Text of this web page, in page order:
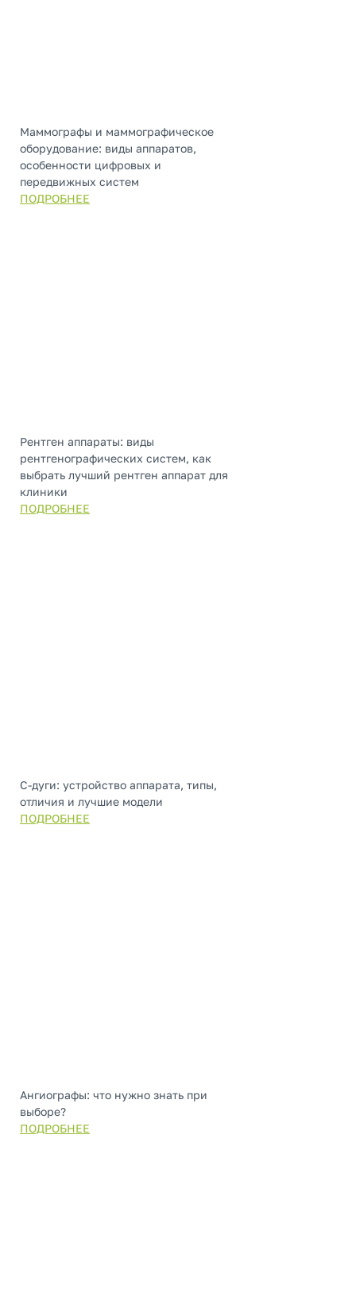
Маммографы и маммографическое
оборудование: виды аппаратов,
особенности цифровых и
передвижных систем
ПОДРОБНЕЕ
Рентген аппараты: виды
рентгенографических систем, как
выбрать лучший рентген аппарат для
клиники
ПОДРОБНЕЕ
С-дуги: устройство аппарата, типы,
отличия и лучшие модели
ПОДРОБНЕЕ
Ангиографы: что нужно знать при
выборе?
ПОДРОБНЕЕ